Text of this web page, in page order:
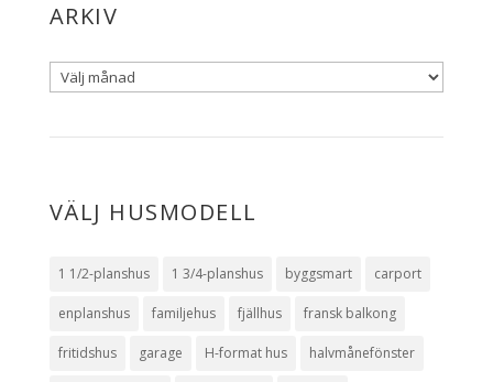
ARKIV
VÄLJ HUSMODELL
1 1/2-planshus 1 3/4-planshus byggsmart carport
enplanshus familjehus fjällhus fransk balkong
fritidshus garage H-format hus halvmånefönster